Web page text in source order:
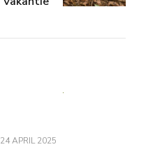
24 APRIL 2025